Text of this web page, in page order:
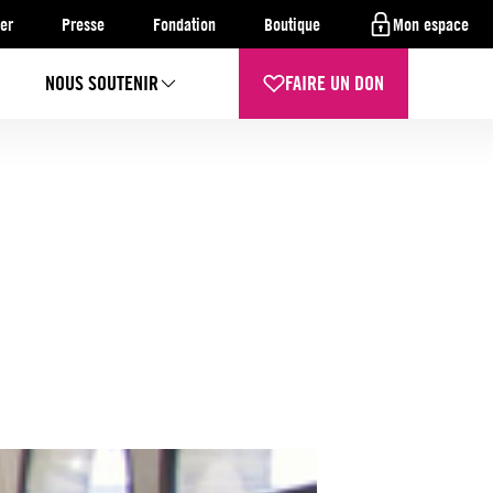
Presse Fondation Boutique Mon espace
NOUS SOUTENIR FAIRE UN DON